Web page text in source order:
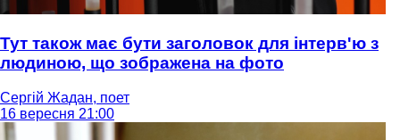
Тут також має бути заголовок для інтерв'ю з
людиною, що зображена на фото
Сергій Жадан, поет
16 вересня 21:00